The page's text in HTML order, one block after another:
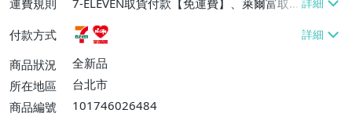
運費規則
7-ELEVEN取貨付款【免運費】、萊爾富取
貨付款【免運費】
付款方式
商品狀況
全新品
所在地區
台北市
商品編號
101746026484